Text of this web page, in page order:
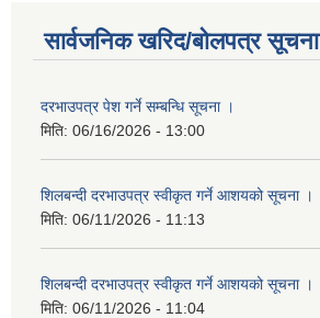
सार्वजनिक खरिद/बोलपत्र सूचना
दरभाउपत्र पेश गर्ने सम्बन्धि सूचना ।
मिति: 06/16/2026 - 13:00
शिलबन्दी दरभाउपत्र स्वीकृत गर्ने आशयको सूचना ।
मिति: 06/11/2026 - 11:13
शिलबन्दी दरभाउपत्र स्वीकृत गर्ने आशयको सूचना ।
मिति: 06/11/2026 - 11:04